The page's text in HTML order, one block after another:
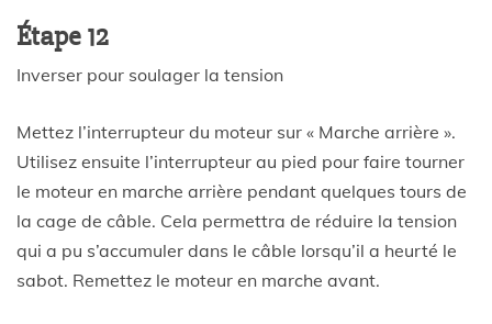
Étape 12
Inverser pour soulager la tension
Mettez l’interrupteur du moteur sur « Marche arrière ».
Utilisez ensuite l’interrupteur au pied pour faire tourner
le moteur en marche arrière pendant quelques tours de
la cage de câble. Cela permettra de réduire la tension
qui a pu s’accumuler dans le câble lorsqu’il a heurté le
sabot. Remettez le moteur en marche avant.